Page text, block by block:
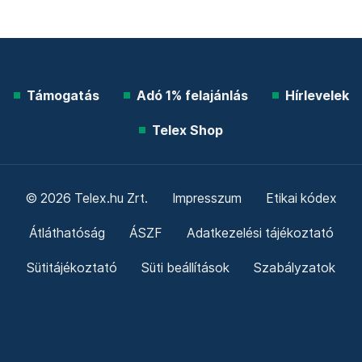
Támogatás Adó 1% felajánlás Hírlevelek
Telex Shop
© 2026 Telex.hu Zrt. Impresszum Etikai kódex
Átláthatóság ÁSZF Adatkezelési tájékoztató
Sütitájékoztató Süti beállítások Szabályzatok